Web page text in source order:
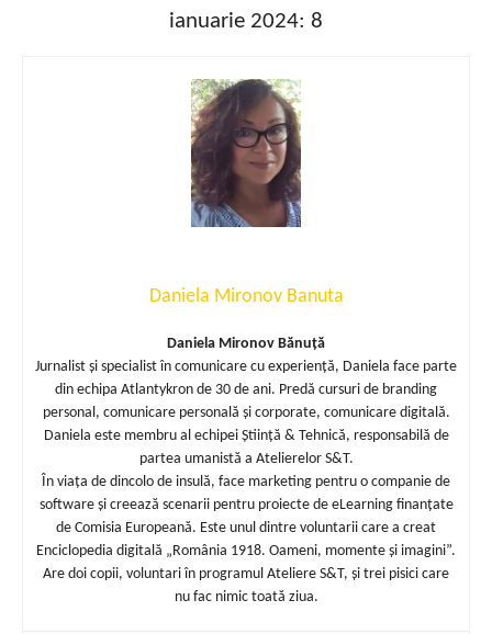
ianuarie 2024: 8
Daniela Mironov Banuta
Daniela Mironov Bănuță
Jurnalist și specialist în comunicare cu experiență, Daniela face parte
din echipa Atlantykron de 30 de ani. Predă cursuri de branding
personal, comunicare personală și corporate, comunicare digitală.
Daniela este membru al echipei Știință & Tehnică, responsabilă de
partea umanistă a Atelierelor S&T.
În viața de dincolo de insulă, face marketing pentru o companie de
software și creează scenarii pentru proiecte de eLearning finanțate
de Comisia Europeană. Este unul dintre voluntarii care a creat
Enciclopedia digitală „România 1918. Oameni, momente și imagini”.
Are doi copii, voluntari în programul Ateliere S&T, și trei pisici care
nu fac nimic toată ziua.